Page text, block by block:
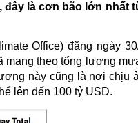
đây là cơn bão lớn nhất
Office) đăng ngày
mang theo tổng lượng
này cũng là nơi chịu
lên đến 100 tỷ USD.